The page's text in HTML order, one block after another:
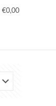
€0,00